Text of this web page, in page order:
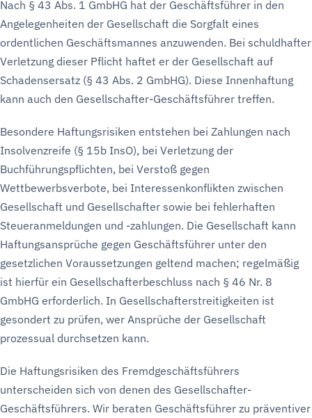
Nach § 43 Abs. 1 GmbHG hat der Geschäftsführer in den
Angelegenheiten der Gesellschaft die Sorgfalt eines
ordentlichen Geschäftsmannes anzuwenden. Bei schuldhafter
Verletzung dieser Pflicht haftet er der Gesellschaft auf
Schadensersatz (§ 43 Abs. 2 GmbHG). Diese Innenhaftung
kann auch den Gesellschafter-Geschäftsführer treffen.
Besondere Haftungsrisiken entstehen bei Zahlungen nach
Insolvenzreife (§ 15b InsO), bei Verletzung der
Buchführungspflichten, bei Verstoß gegen
Wettbewerbsverbote, bei Interessenkonflikten zwischen
Gesellschaft und Gesellschafter sowie bei fehlerhaften
Steueranmeldungen und -zahlungen. Die Gesellschaft kann
Haftungsansprüche gegen Geschäftsführer unter den
gesetzlichen Voraussetzungen geltend machen; regelmäßig
ist hierfür ein Gesellschafterbeschluss nach § 46 Nr. 8
GmbHG erforderlich. In Gesellschafterstreitigkeiten ist
gesondert zu prüfen, wer Ansprüche der Gesellschaft
prozessual durchsetzen kann.
Die Haftungsrisiken des Fremdgeschäftsführers
unterscheiden sich von denen des Gesellschafter-
Geschäftsführers. Wir beraten Geschäftsführer zu präventiver